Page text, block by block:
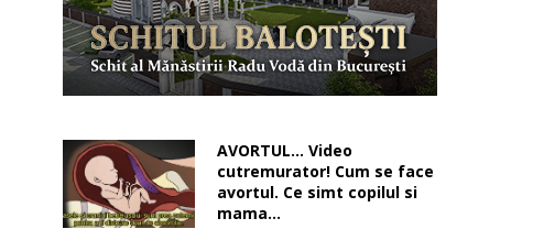
AVORTUL… Video
cutremurator! Cum se face
avortul. Ce simt copilul si
mama…